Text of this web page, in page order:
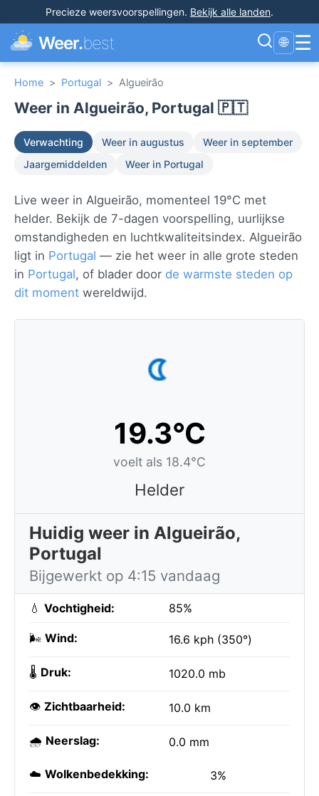
Precieze weersvoorspellingen. Bekijk alle landen.
Weer.best 🌐 ☰
Home > Portugal > Algueirão
Weer in Algueirão, Portugal 🇵🇹
Verwachting Weer in augustus
Weer in september
Jaargemiddelden
Weer in Portugal
Live weer in Algueirão, momenteel 19°C met
helder. Bekijk de 7-dagen voorspelling, uurlijkse
omstandigheden en luchtkwaliteitsindex. Algueirão
ligt in Portugal — zie het weer in alle grote steden
in Portugal, of blader door de warmste steden op
dit moment wereldwijd.
19.3°C
voelt als 18.4°C
Helder
Huidig weer in Algueirão,
Portugal
Bijgewerkt op 4:15 vandaag
💧 Vochtigheid: 85%
🌬️ Wind: 16.6 kph (350°)
🌡️ Druk: 1020.0 mb
👁️ Zichtbaarheid: 10.0 km
🌧️ Neerslag: 0.0 mm
☁️ Wolkenbedekking: 3%